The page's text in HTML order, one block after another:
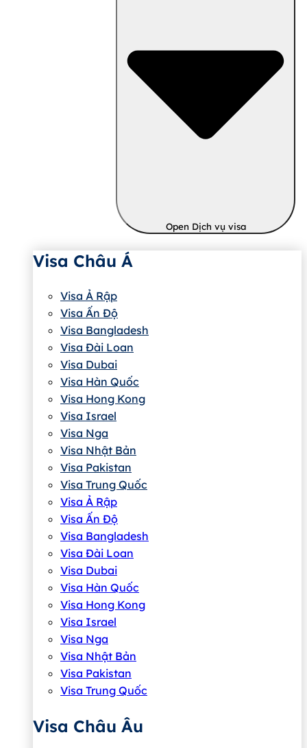
Open Dịch vụ visa
Visa Châu Á
Visa Ả Rập
Visa Ấn Độ
Visa Bangladesh
Visa Đài Loan
Visa Dubai
Visa Hàn Quốc
Visa Hong Kong
Visa Israel
Visa Nga
Visa Nhật Bản
Visa Pakistan
Visa Trung Quốc
Visa Ả Rập
Visa Ấn Độ
Visa Bangladesh
Visa Đài Loan
Visa Dubai
Visa Hàn Quốc
Visa Hong Kong
Visa Israel
Visa Nga
Visa Nhật Bản
Visa Pakistan
Visa Trung Quốc
Visa Châu Âu